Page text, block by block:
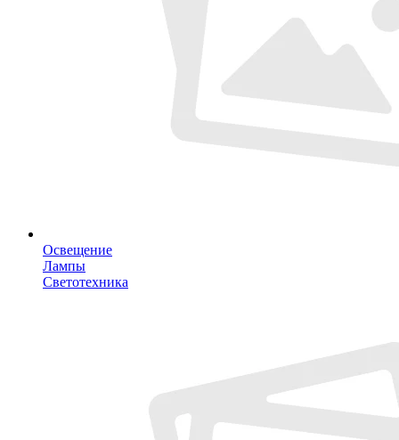
Освещение
Лампы
Светотехника